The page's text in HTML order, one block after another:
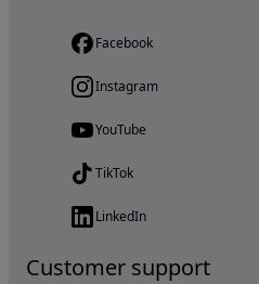
Facebook
Instagram
YouTube
TikTok
LinkedIn
Customer support